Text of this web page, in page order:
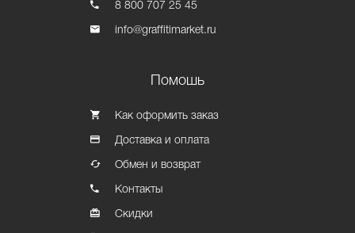
8 800 707 25 45
info@graffitimarket.ru
Помошь
Как оформить заказ
Доставка и оплата
Обмен и возврат
Контакты
Скидки